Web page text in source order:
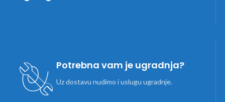
Potrebna vam je ugradnja?
Uz dostavu nudimo i uslugu ugradnje.